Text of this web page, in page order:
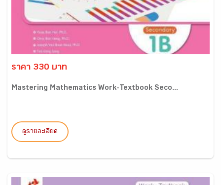
ราคา 330 บาท
Mastering Mathematics Work-Textbook Seco...
ดูรายละเอียด